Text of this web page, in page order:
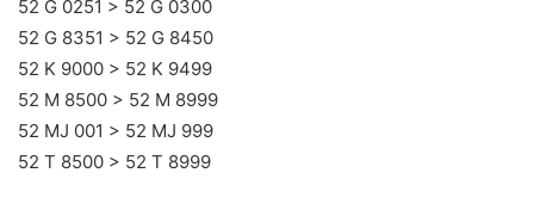
52 G 0251 > 52 G 0300
52 G 8351 > 52 G 8450
52 K 9000 > 52 K 9499
52 M 8500 > 52 M 8999
52 MJ 001 > 52 MJ 999
52 T 8500 > 52 T 8999